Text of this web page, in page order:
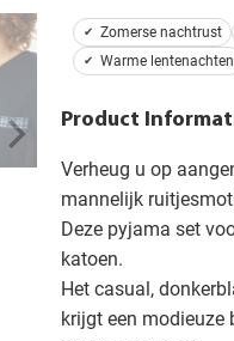
Zomerse nachtrust
Warme lentenachten
Product
Verheug u op
mannelijk
Deze pyjama set
katoen.
Het casual,
krijgt een